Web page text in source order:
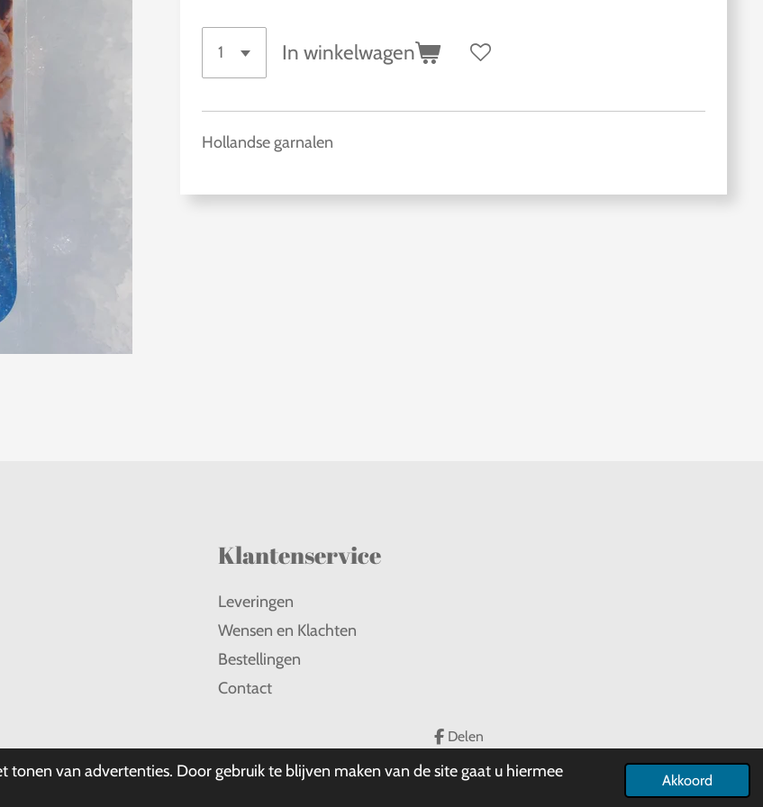
van advertenties. Door gebruik te blijven maken van de site gaat u hiermee
Akkoord
In winkelwagen
Hollandse garnalen
Klantenservice
Leveringen
Wensen en Klachten
Bestellingen
Contact
Delen
Buitjes